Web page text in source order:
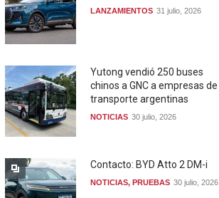
LANZAMIENTOS 31 julio, 2026
Yutong vendió 250 buses
chinos a GNC a empresas de
transporte argentinas
NOTICIAS 30 julio, 2026
Contacto: BYD Atto 2 DM-i
NOTICIAS, PRUEBAS 30 julio, 2026